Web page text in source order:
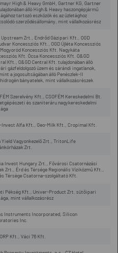
High & Heavy GmbH, Gartner KG, Gartner
álló High & Heavy haszongépjármű
tartozó eszközök és az üzletághoz
szerződésállomány, mint vállalkozásrész
Upstream Zrt., Endrőd Gázipari Kft., OGD
Koncessziós Kft., OGD Újléta Koncessziós
Koncessziós Kft. Nagykáta
Kft. Ócsa Koncessziós Kft. O&GD
Kft., O&GD Central Kft. tulajdonában álló
gázfeldolgozó üzem és sárándi ingatlanok,
a jogosultságában álló Penészlek-II
bányatelek, mint vállalkozásrészek
Szerelvény Kft., CSOFÉM Kereskedelmi Bt.
és szaniteráru nagykereskedelmi
Invest Alfa Kft., Geo-Milk Kft., Cropimal Kft.
Yield Vagyonkezelő Zrt., TritonLife
Zrt.
Invest Hungary Zrt., Fővárosi Csatornázási
Zrt., Érd és Térsége Regionális Víziközmű Kft.,
Térsége Csatorna-szolgáltató Kft.
Pékség Kft., Univer-Product Zrt. sütőipari
mint vállalkozásrész
Instruments Incorporated, Silicon
Inc.
Kft., Váci 76 Kft.